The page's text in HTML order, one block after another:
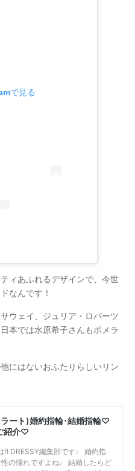
で見る
ィあふれるデザインで、今世
なんです！
ウェイ、ジュリア・ロバーツ
本では水原希子さんもポメラ
にはないおふたりらしいリン